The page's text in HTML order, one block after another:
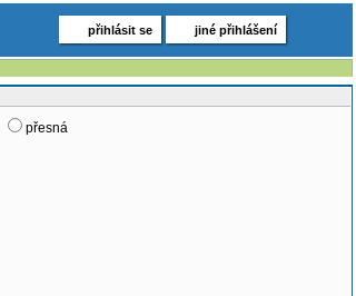
přihlásit se jiné přihlášení
přesná